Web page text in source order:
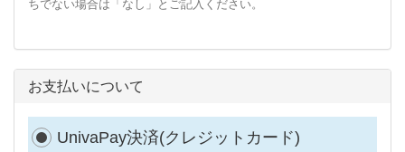
ちでない場合は「なし」とご記入ください。
お支払いについて
UnivaPay決済(クレジットカード)